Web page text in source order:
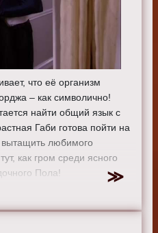
что её организм
– как символично!
найти общий язык с
Габи готова пойти на
любимого
как гром среди ясного
Пола!
Хаффман, Марсия